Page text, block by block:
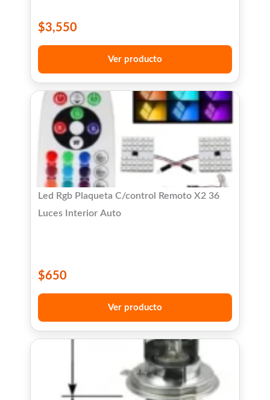
$3,550
Ver producto
Led Rgb Plaqueta C/control Remoto X2 36
Luces Interior Auto
$650
Ver producto